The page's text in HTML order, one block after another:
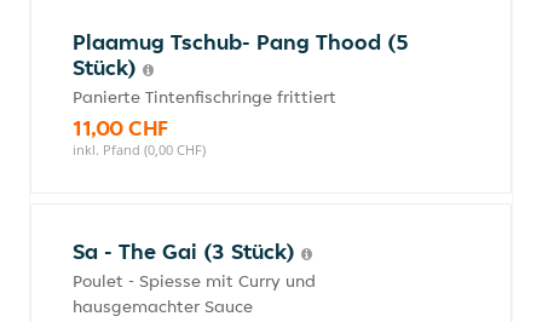
Plaamug Tschub- Pang Thood (5
Stück)
Panierte Tintenfischringe frittiert
11,00 CHF
inkl. Pfand (0,00 CHF)
Sa - The Gai (3 Stück)
Poulet - Spiesse mit Curry und
hausgemachter Sauce